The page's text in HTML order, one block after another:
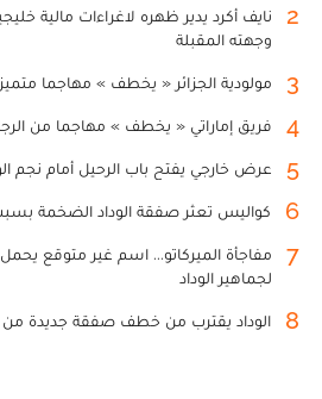
2
نايف أكرد يدير ظهره لاغراءات مالية
وجهته المقبلة
3 مولودية الجزائر « يخطف » مهاجما
4 فريق إماراتي « يخطف » مهاجما من
5 عرض خارجي يفتح باب الرحيل أمام نجم
6 كواليس تعثر صفقة الوداد الضخمة
7
مفاجأة الميركاتو... اسم غير متوقع يحمل
لجماهير الوداد
8 الوداد يقترب من خطف صفقة جديدة من